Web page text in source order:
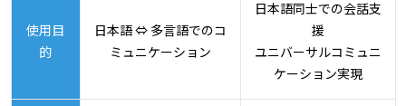
使用目
的
日本語 ⇔ 多言語でのコ
ミュニケーション
日本語同士での会話支
援
ユニバーサルコミュニ
ケーション実現